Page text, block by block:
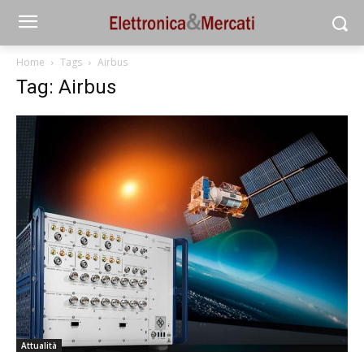
Home Tags Airbus
Tag: Airbus
Attualità